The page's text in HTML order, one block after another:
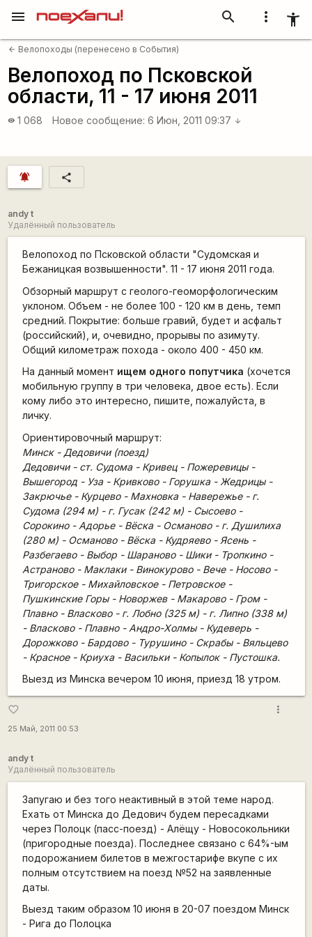
more_vert accessibility_new
search
menu
arrow_back Велопоходы (перенесено в События)
Велопоход по Псковской
области, 11 - 17 июня 2011
visibility 1 068 Новое сообщение: 6 Июн, 2011 09:37 arrow_downward
notifications_active share
andy t
Удалённый пользователь
Велопоход по Псковской области "Судомская и
Бежаницкая возвышенности". 11 - 17 июня 2011 года.
Обзорный маршрут с геолого-геоморфологическим
уклоном. Объем - не более 100 - 120 км в день, темп
средний. Покрытие: больше гравий, будет и асфальт
(российский), и, очевидно, прорывы по азимуту.
Общий километраж похода - около 400 - 450 км.
На данный момент ищем одного попутчика (хочется
мобильную группу в три человека, двое есть). Если
кому либо это интересно, пишите, пожалуйста, в
личку.
Ориентировочный маршрут:
Минск - Дедовичи (поезд)
Дедовичи - ст. Судома - Кривец - Пожеревицы -
Вышегород - Уза - Кривково - Горушка - Жедрицы -
Закрючье - Курцево - Махновка - Навережье - г.
Судома (294 м) - г. Гусак (242 м) - Сысоево -
Сорокино - Адорье - Вёска - Османово - г. Душилиха
(280 м) - Османово - Вёска - Кудряево - Ясень -
Разбегаево - Выбор - Шараново - Шики - Тропкино -
Астраново - Маклаки - Винокурово - Вече - Носово -
Тригорское - Михайловское - Петровское -
Пушкинские Горы - Новоржев - Макарово - Гром -
Плавно - Власково - г. Лобно (325 м) - г. Липно (338 м)
- Власково - Плавно - Андро-Холмы - Кудеверь -
Дорожково - Бардово - Турушино - Скрабы - Вяльцево
- Красное - Криуха - Васильки - Копылок - Пустошка.
Выезд из Минска вечером 10 июня, приезд 18 утром.
favorite_border
25 Май, 2011 00:53
more_vert
andy t
Удалённый пользователь
Запугаю и без того неактивный в этой теме народ.
Ехать от Минска до Дедович будем пересадками
через Полоцк (пасс-поезд) - Алёщу - Новосокольники
(пригородные поезда). Последнее связано с 64%-ым
подорожанием билетов в межгостарифе вкупе с их
полным отсутствием на поезд №52 на заявленные
даты.
Выезд таким образом 10 июня в 20-07 поездом Минск
- Рига до Полоцка